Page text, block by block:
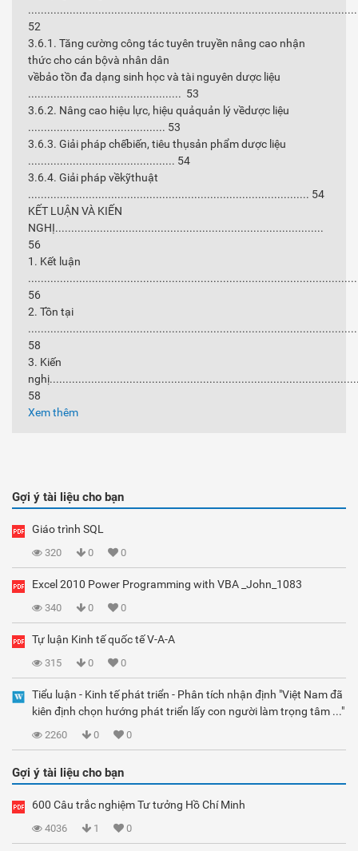
52
3.6.1. Tăng cường công tác tuyên truyền nâng cao nhận
thức cho cán bộvà nhân dân
vềbảo tồn đa dạng sinh học và tài nguyên dược liệu
................................................ 53
3.6.2. Nâng cao hiệu lực, hiệu quảquản lý vềdược liệu
........................................... 53
3.6.3. Giải pháp chếbiến, tiêu thụsản phẩm dược liệu
.............................................. 54
3.6.4. Giải pháp vềkỹthuật
........................................................................................ 54
KẾT LUẬN VÀ KIẾN
NGHỊ....................................................................................
56
1. Kết luận
56
2. Tồn tại
58
3. Kiến
58
Xem thêm
Gợi ý tài liệu cho bạn
Giáo trình SQL
320 0 0
Excel 2010 Power Programming with VBA _John_1083
340 0 0
Tự luận Kinh tế quốc tế V-A-A
315 0 0
Tiểu luận - Kinh tế phát triển - Phân tích nhận định "Việt Nam đã
kiên định chọn hướng phát triển lấy con người làm trọng tâm ..."
2260 0 0
Gợi ý tài liệu cho bạn
600 Câu trắc nghiệm Tư tưởng Hồ Chí Minh
4036 1 0